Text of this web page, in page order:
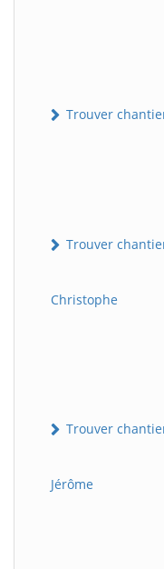
Trouver
Trouver
Christophe
Trouver
Jérôme